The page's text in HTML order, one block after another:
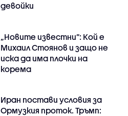
девойки
„Новите известни”: Кой е
Михаил Стоянов и защо не
иска да има плочки на
корема
Иран постави условия за
Ормузкия проток. Тръмп: